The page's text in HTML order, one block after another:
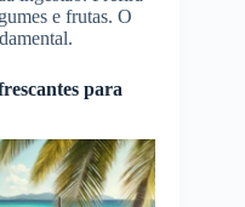
e frutas. O
para